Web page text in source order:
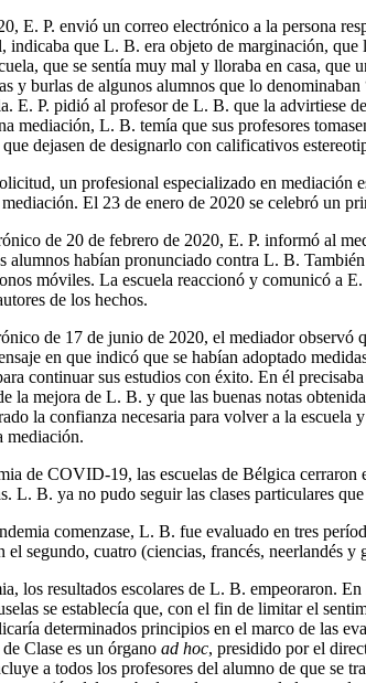
E. P. envió un correo electrónico a la persona
indicaba que L. B. era objeto de marginación,
que se sentía muy mal y lloraba en casa,
y burlas de algunos alumnos que lo
E. P. pidió al profesor de L. B. que la advirtiese
mediación, L. B. temía que sus profesores
dejasen de designarlo con calificativos
un profesional especializado en mediación
El 23 de enero de 2020 se celebró un
de 20 de febrero de 2020, E. P. informó al
alumnos habían pronunciado contra L. B.
móviles. La escuela reaccionó y comunicó a
de los hechos.
de 17 de junio de 2020, el mediador observó
en que indicó que se habían adoptado
continuar sus estudios con éxito. En él
la mejora de L. B. y que las buenas notas
la confianza necesaria para volver a la escuela
mediación.
de COVID-19, las escuelas de Bélgica
L. B. ya no pudo seguir las clases particulares
comenzase, L. B. fue evaluado en tres
el segundo, cuatro (ciencias, francés, neerlandés
los resultados escolares de L. B. empeoraron.
se establecía que, con el fin de limitar el
determinados principios en el marco de las
Clase es un órgano ad hoc, presidido por el
a todos los profesores del alumno de que se